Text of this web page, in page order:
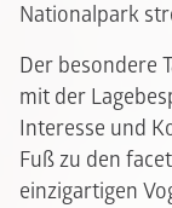
Nationalpark
Der besondere
mit der
Interesse und
Fuß zu den
einzigartigen